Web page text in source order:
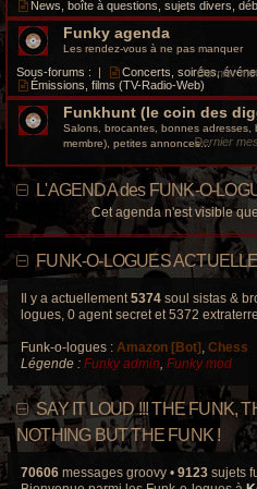
News, boîte à questions, sujets divers,
Funky agenda
Les rendez-vous à ne pas manquer
Sous-forums : | Concerts, soirées,
Émissions, films (TV-Radio-Web)
Dernier
Funkhunt (le coin des
Salons, brocantes, bonnes
membre), petites annonces...Dernier
L'AGENDA des FUNK-O-
Cet agenda n'est visible
FUNK-O-LOGUES
Il y a actuellement 5374 soul sistas &
logues, 0 agent secret et 5372
Funk-o-logues : Amazon [Bot] Chess
Légende : Funky admin Funky mod
SAY IT LOUD !!! THE FUNK,
NOTHING BUT THE FUNK !
70606 messages groovy • 9123 sujets